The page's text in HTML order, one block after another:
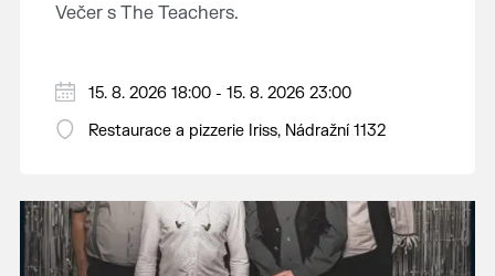
Večer s The Teachers.
15. 8. 2026 18:00 - 15. 8. 2026 23:00
Restaurace a pizzerie Iriss, Nádražní 1132